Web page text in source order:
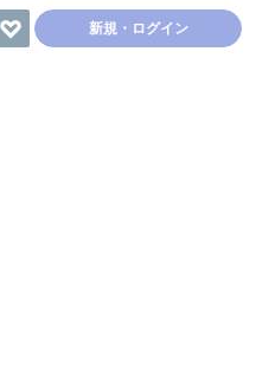
新規・ログイン